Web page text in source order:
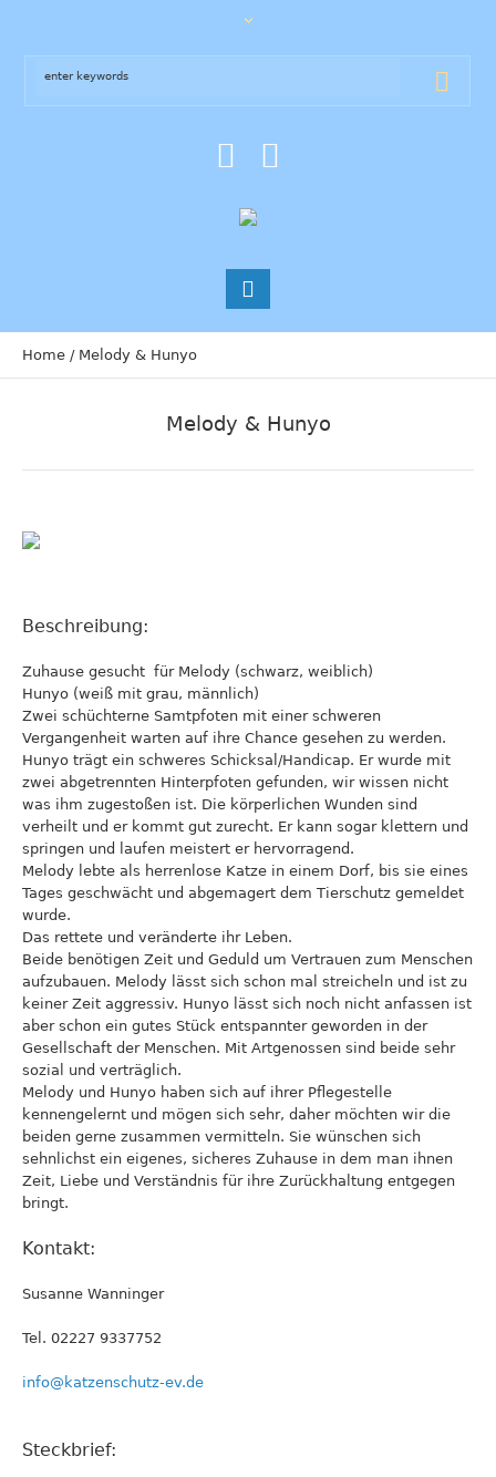
Home / Melody & Hunyo
Melody & Hunyo
Beschreibung:
Zuhause gesucht für Melody (schwarz, weiblich)
Hunyo (weiß mit grau, männlich)
Zwei schüchterne Samtpfoten mit einer schweren
Vergangenheit warten auf ihre Chance gesehen zu werden.
Hunyo trägt ein schweres Schicksal/Handicap. Er wurde mit
zwei abgetrennten Hinterpfoten gefunden, wir wissen nicht
was ihm zugestoßen ist. Die körperlichen Wunden sind
verheilt und er kommt gut zurecht. Er kann sogar klettern und
springen und laufen meistert er hervorragend.
Melody lebte als herrenlose Katze in einem Dorf, bis sie eines
Tages geschwächt und abgemagert dem Tierschutz gemeldet
wurde.
Das rettete und veränderte ihr Leben.
Beide benötigen Zeit und Geduld um Vertrauen zum Menschen
aufzubauen. Melody lässt sich schon mal streicheln und ist zu
keiner Zeit aggressiv. Hunyo lässt sich noch nicht anfassen ist
aber schon ein gutes Stück entspannter geworden in der
Gesellschaft der Menschen. Mit Artgenossen sind beide sehr
sozial und verträglich.
Melody und Hunyo haben sich auf ihrer Pflegestelle
kennengelernt und mögen sich sehr, daher möchten wir die
beiden gerne zusammen vermitteln. Sie wünschen sich
sehnlichst ein eigenes, sicheres Zuhause in dem man ihnen
Zeit, Liebe und Verständnis für ihre Zurückhaltung entgegen
bringt.
Kontakt:
Susanne Wanninger
Tel. 02227 9337752
info@katzenschutz-ev.de
Steckbrief: